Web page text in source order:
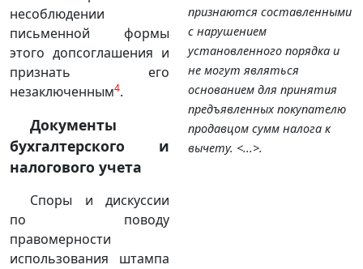
признаются составленными
с нарушением
установленного порядка и
не могут являться
основанием для принятия
предъявленных покупателю
продавцом сумм налога к
вычету. <...>.
несоблюдении
письменной формы
этого допсоглашения и
признать его
незаключенным4.
Документы
бухгалтерского и
налогового учета
Споры и дискуссии
по поводу
правомерности
использования штампа